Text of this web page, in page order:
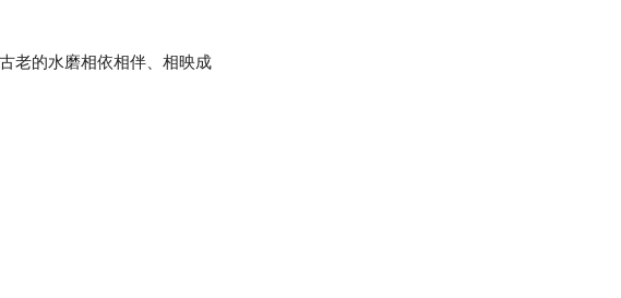
老的水磨相依相伴、相映成